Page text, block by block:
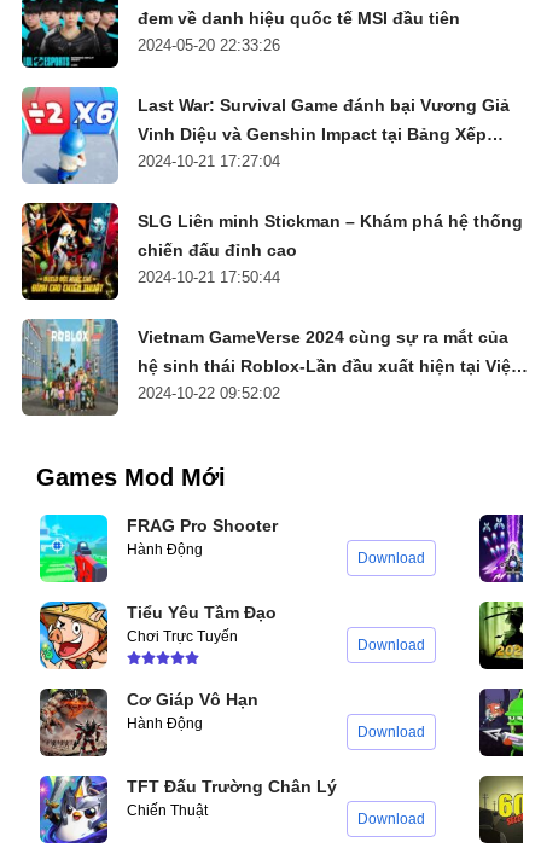
đem về danh hiệu quốc tế MSI đầu tiên
2024-05-20 22:33:26
Last War: Survival Game đánh bại Vương Giả
Vinh Diệu và Genshin Impact tại Bảng Xếp
Hạng
2024-10-21 17:27:04
SLG Liên minh Stickman – Khám phá hệ thống
chiến đấu đỉnh cao
2024-10-21 17:50:44
Vietnam GameVerse 2024 cùng sự ra mắt của
hệ sinh thái Roblox-Lần đầu xuất hiện tại Việt
Nam
2024-10-22 09:52:02
Games Mod Mới
FRAG Pro Shooter
Hành Động Download
Tiểu Yêu Tầm Đạo
Chơi Trực Tuyến Download
Cơ Giáp Vô Hạn
Hành Động Download
TFT Đấu Trường Chân Lý
Chiến Thuật Download